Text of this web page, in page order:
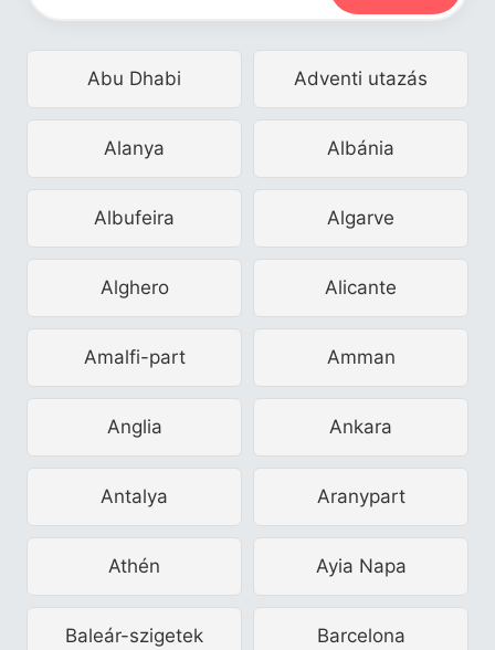
Abu Dhabi Adventi utazás
Alanya Albánia
Albufeira Algarve
Alghero Alicante
Amalfi-part Amman
Anglia Ankara
Antalya Aranypart
Athén Ayia Napa
Baleár-szigetek Barcelona